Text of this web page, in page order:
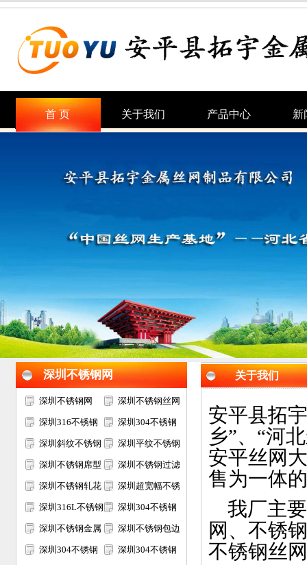
首 页 关于我们 产品中心 新
深圳不锈钢网
深圳不锈钢网 深圳不锈钢丝网
深圳316不锈钢
网
深圳304不锈钢
网
深圳斜纹不锈钢
网
深圳平纹不锈钢
网
深圳不锈钢席型
网
深圳不锈钢过滤
网
深圳不锈钢轧花
网
深圳超宽幅不锈
钢网
深圳316L不锈钢
网
深圳304不锈钢
电焊网
深圳不锈钢金属
装饰网
深圳不锈钢包边
网片
深圳304不锈钢 深圳304不锈钢
关于我们
安平县拓
乡”、“河
安平丝网
售为一体
我厂主要
网、不锈
不锈钢丝